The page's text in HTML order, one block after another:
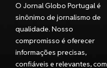
O Jornal Globo Portugal é
sinônimo de jornalismo de
qualidade. Nosso
compromisso é oferecer
informações precisas,
confiáveis e relevantes, com